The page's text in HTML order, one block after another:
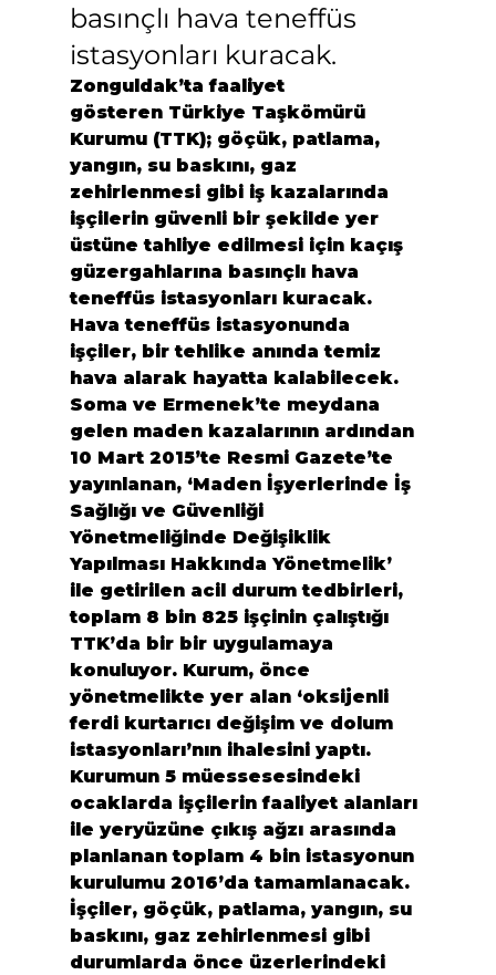
basınçlı hava teneffüs
istasyonları kuracak.
Zonguldak’ta faaliyet
gösteren Türkiye Taşkömürü
Kurumu (TTK); göçük, patlama,
yangın, su baskını, gaz
zehirlenmesi gibi iş kazalarında
işçilerin güvenli bir şekilde yer
üstüne tahliye edilmesi için kaçış
güzergahlarına basınçlı hava
teneffüs istasyonları kuracak.
Hava teneffüs istasyonunda
işçiler, bir tehlike anında temiz
hava alarak hayatta kalabilecek.
Soma ve Ermenek’te meydana
gelen maden kazalarının ardından
10 Mart 2015’te Resmi Gazete’te
yayınlanan, ‘Maden İşyerlerinde İş
Sağlığı ve Güvenliği
Yönetmeliğinde Değişiklik
Yapılması Hakkında Yönetmelik’
ile getirilen acil durum tedbirleri,
toplam 8 bin 825 işçinin çalıştığı
TTK’da bir bir uygulamaya
konuluyor. Kurum, önce
yönetmelikte yer alan ‘oksijenli
ferdi kurtarıcı değişim ve dolum
istasyonları’nın ihalesini yaptı.
Kurumun 5 müessesesindeki
ocaklarda işçilerin faaliyet alanları
ile yeryüzüne çıkış ağzı arasında
planlanan toplam 4 bin istasyonun
kurulumu 2016’da tamamlanacak.
İşçiler, göçük, patlama, yangın, su
baskını, gaz zehirlenmesi gibi
durumlarda önce üzerlerindeki